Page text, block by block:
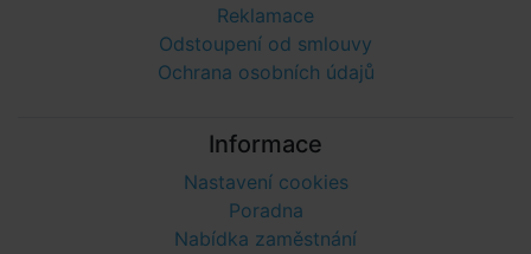
Reklamace
Odstoupení od smlouvy
Ochrana osobních údajů
Informace
Nastavení cookies
Poradna
Nabídka zaměstnání